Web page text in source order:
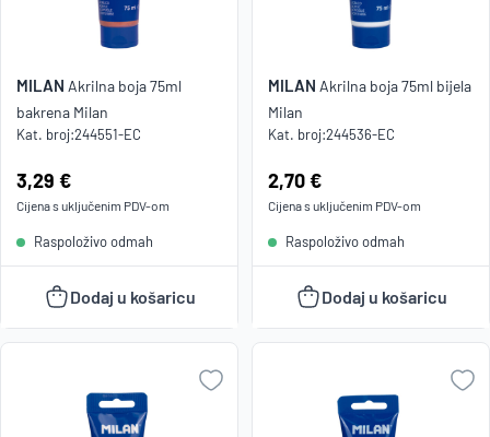
MILAN Akrilna boja 75ml
bakrena Milan
Kat. broj:244551-EC
Cijena:
3,29 €
Cijena s uključenim PDV-om
Raspoloživo odmah
Dodaj u košaricu
MILAN Akrilna boja 75ml bijela
Milan
Kat. broj:244536-EC
Cijena:
2,70 €
Cijena s uključenim PDV-om
Raspoloživo odmah
Dodaj u košaricu